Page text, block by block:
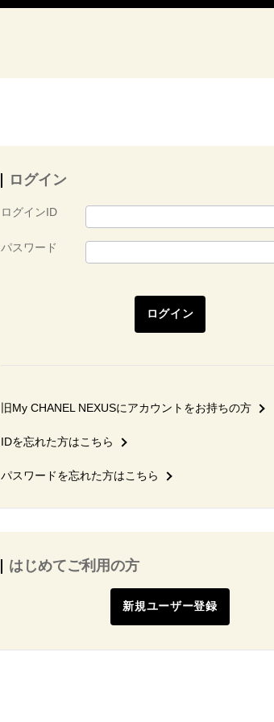
ログイン
ログインID
パスワード
ログイン
旧My CHANEL NEXUSにアカウントをお持ちの方
IDを忘れた方はこちら
パスワードを忘れた方はこちら
はじめてご利用の方
新規ユーザー登録